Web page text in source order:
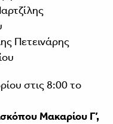
Πετεινάρης
στις 8:00 το
Μακαρίου Γ’,